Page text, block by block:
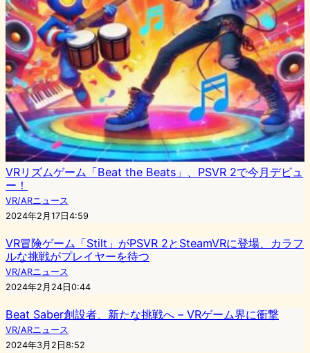
VRリズムゲーム「Beat the Beats」、PSVR 2で今月デビュ
ー！
VR/ARニュース
2024年2月17日4:59
VR冒険ゲーム「Stilt」がPSVR 2とSteamVRに登場、カラフ
ルな挑戦がプレイヤーを待つ
VR/ARニュース
2024年2月24日0:44
Beat Saber創設者、新たな挑戦へ – VRゲーム界に衝撃
VR/ARニュース
2024年3月2日8:52